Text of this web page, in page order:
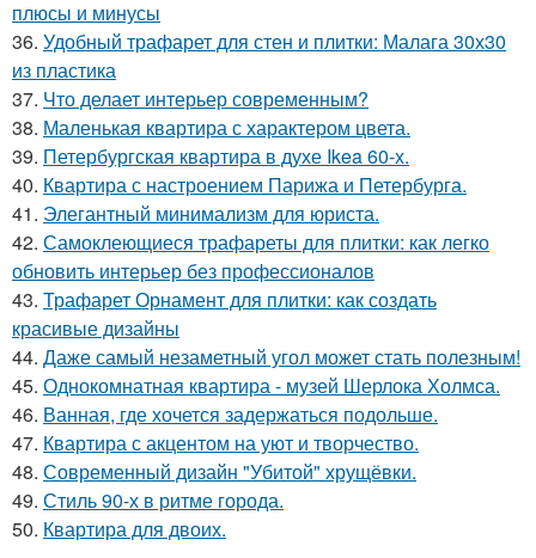
плюсы и минусы
36. Удобный трафарет для стен и плитки: Малага 30х30
из пластика
37. Что делает интерьер современным?
38. Маленькая квартира с характером цвета.
39. Петербургская квартира в духе Ikea 60-х.
40. Квартира с настроением Парижа и Петербурга.
41. Элегантный минимализм для юриста.
42. Самоклеющиеся трафареты для плитки: как легко
обновить интерьер без профессионалов
43. Трафарет Орнамент для плитки: как создать
красивые дизайны
44. Даже самый незаметный угол может стать полезным!
45. Однокомнатная квартира - музей Шерлока Холмса.
46. Ванная, где хочется задержаться подольше.
47. Квартира с акцентом на уют и творчество.
48. Современный дизайн "Убитой" хрущёвки.
49. Стиль 90-х в ритме города.
50. Квартира для двоих.